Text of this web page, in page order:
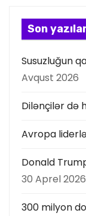
Son
Susuzluğun
Avqust 2026
Dilənçilər də
Avropa
Donald
30 Aprel 2026
300 milyon